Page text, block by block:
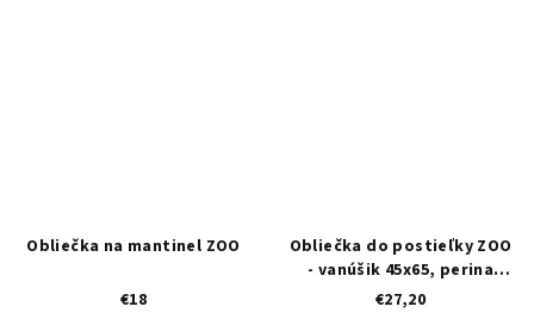
Obliečka na mantinel ZOO
€18
Obliečka do postieľky ZOO
- vanúšik 45x65, perina
90x130
€27,20